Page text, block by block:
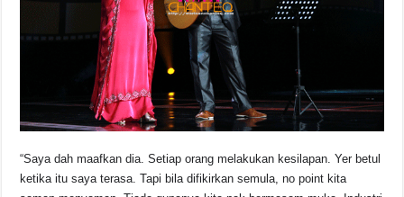
o
p
k
“Saya dah maafkan dia. Setiap orang melakukan kesilapan. Yer betul
ketika itu saya terasa. Tapi bila difikirkan semula, no point kita